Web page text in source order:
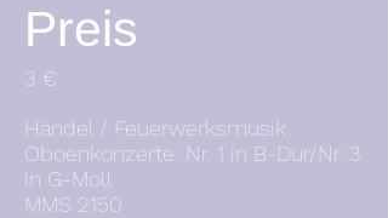
Preis
3 €
Händel / Feuerwerksmusik
Oboenkonzerte: Nr. 1 in B-Dur/Nr. 3
in G-Moll
MMS 2150